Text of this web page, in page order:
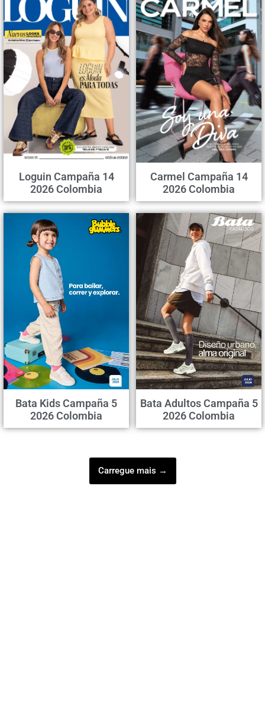
Loguin Campaña 14
2026 Colombia
Carmel Campaña 14
2026 Colombia
Bata Kids Campaña 5
2026 Colombia
Bata Adultos Campaña 5
2026 Colombia
Carregue mais →